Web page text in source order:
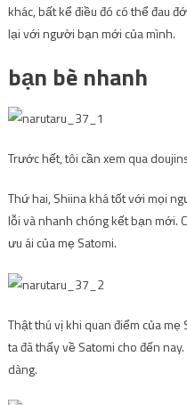
khác, bất kể điều đó có thể đau
lại với người bạn mới của mình.
bạn bè nhanh
Trước hết, tôi cần xem qua
Thứ hai, Shiina khá tốt với mọi
lỗi và nhanh chóng kết bạn mới.
ưu ái của mẹ Satomi.
Thật thú vị khi quan điểm của
ta đã thấy về Satomi cho đến
dàng.